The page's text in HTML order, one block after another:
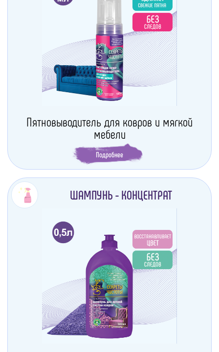
Пятновыводитель для ковров и мягкой
мебели
Подробнее
ШАМПУНЬ - КОНЦЕНТРАТ